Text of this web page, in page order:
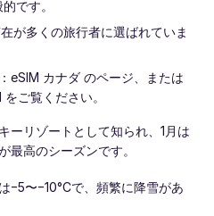
です。
が多くの旅行者に選ばれていま
eSIM カナダ のページ、または
ご覧ください。
ーリゾートとして知られ、1月は
最高のシーズンです。
−5〜−10°Cで、頻繁に降雪があ